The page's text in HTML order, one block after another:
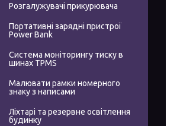
Розгалужувачі прикурювача
Портативні зарядні пристрої
Power Bank
Система моніторингу тиску в
шинах TPMS
Малювати рамки номерного
знаку з написами
Ліхтарі та резервне освітлення
будинку